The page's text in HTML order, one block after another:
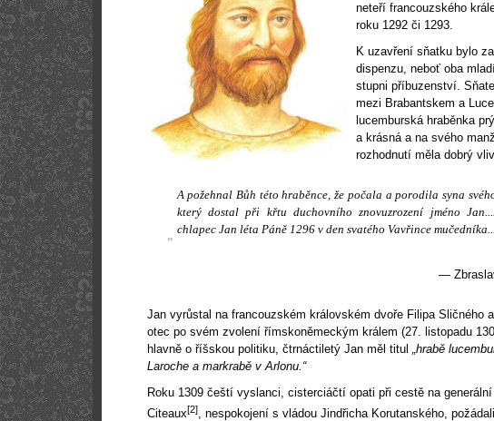
neteří francouzského
roku 1292 či 1293.
K uzavření sňatku bylo
dispenzu, neboť oba
stupni příbuzenství.
mezi Brabantskem a
lucemburská hraběnka
a krásná a na svého
rozhodnutí měla dobrý
„
A požehnal Bůh této hraběnce, že počala a porodila syna
který dostal při křtu duchovního znovuzrození jméno
chlapec Jan léta Páně 1296 v den svatého Vavřince mučedníka...
—
Jan vyrůstal na francouzském královském dvoře Filipa Sličného
otec po svém zvolení římskoněmeckým králem (27. listopadu
hlavně o říšskou politiku, čtrnáctiletý Jan měl titul „hrabě
Laroche a markrabě v Arlonu.“
Roku 1309 čeští vyslanci, cisterciáčtí opati při cestě na
Citeaux[2]
, nespokojení s vládou Jindřicha Korutanského,